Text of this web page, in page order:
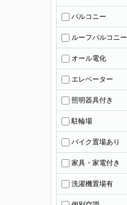
バルコニー
ルーフバルコニー
オール電化
エレベーター
照明器具付き
駐輪場
バイク置場あり
家具・家電付き
洗濯機置場有